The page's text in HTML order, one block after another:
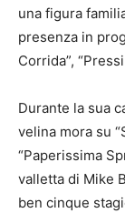
una figura
presenza in
Corrida”,
Durante la sua
velina mora su
“Paperissima
valletta di Mike
ben cinque